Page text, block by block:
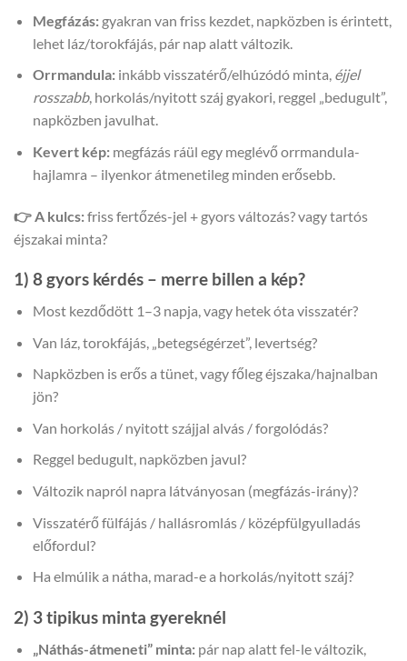
Megfázás:gyakran van friss kezdet, napközben is érintett,
lehet láz/torokfájás, pár nap alatt változik.
Orrmandula:inkább visszatérő/elhúzódó minta, éjjel
rosszabb, horkolás/nyitott száj gyakori, reggel „bedugult”,
napközben javulhat.
Kevert kép:megfázás ráül egy meglévő orrmandula-
hajlamra – ilyenkor átmenetileg minden erősebb.
👉 A kulcs:friss fertőzés-jel + gyors változás? vagy tartós
éjszakai minta?
1) 8 gyors kérdés – merre billen a kép?
Most kezdődött 1–3 napja, vagy hetek óta visszatér?
Van láz, torokfájás, „betegségérzet”, levertség?
Napközben is erős a tünet, vagy főleg éjszaka/hajnalban
jön?
Van horkolás / nyitott szájjal alvás / forgolódás?
Reggel bedugult, napközben javul?
Változik napról napra látványosan (megfázás-irány)?
Visszatérő fülfájás / hallásromlás / középfülgyulladás
előfordul?
Ha elmúlik a nátha, marad-e a horkolás/nyitott száj?
2) 3 tipikus minta gyereknél
„Náthás-átmeneti” minta:pár nap alatt fel-le változik,